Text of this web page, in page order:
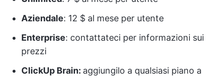
Aziendale: 12 $ al mese per utente
Enterprise: contattateci per informazioni sui
prezzi
ClickUp Brain: aggiungilo a qualsiasi piano a